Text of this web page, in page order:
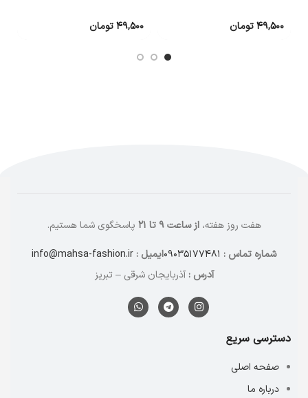
۴۹,۵۰۰تومان ۴۹,۵۰۰تومان
هفت روز هفته،از ساعت ۹ تا ۲۱
پاسخگوی شما هستیم.
شماره تماس : ۰۹۰۳۵۱۷۷۴۸۱ایمیل : info@mahsa-fashion.ir
آدرس : آذربایجان شرقی – تبریز
دسترسی سریع
صفحه اصلی
درباره ما